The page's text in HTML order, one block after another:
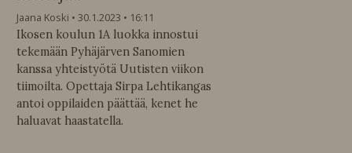
Jaana Koski 30.1.2023
16:11
Ikosen koulun 1A luokka innostui
tekemään Pyhäjärven Sanomien
kanssa yhteistyötä Uutisten viikon
tiimoilta. Opettaja Sirpa Lehtikangas
antoi oppilaiden päättää, kenet he
haluavat haastatella.